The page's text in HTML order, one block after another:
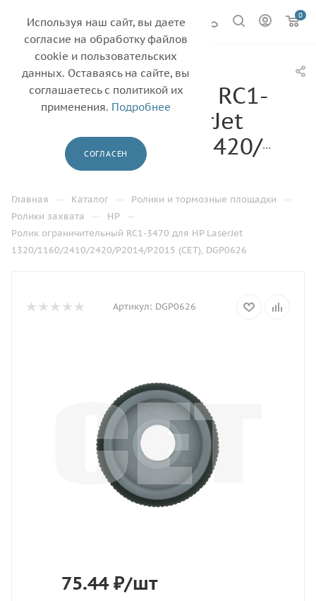
0
Ролик
ограничительный RC1-
3470 для HP LaserJet
1320/1160/2410/2420/
(CET), DGP0626
Главная — Каталог — Ролики и тормозные площадки —
Ролики захвата — HP —
Ролик ограничительный RC1-3470 для HP LaserJet
1320/1160/2410/2420/P2014/P2015 (CET), DGP0626
Артикул: DGP0626
75.44₽/шт
Используя наш сайт, вы даете
согласие на обработку файлов
cookie и пользовательских
данных. Оставаясь на сайте, вы
соглашаетесь с политикой их
применения. Подробнее
СОГЛАСЕН